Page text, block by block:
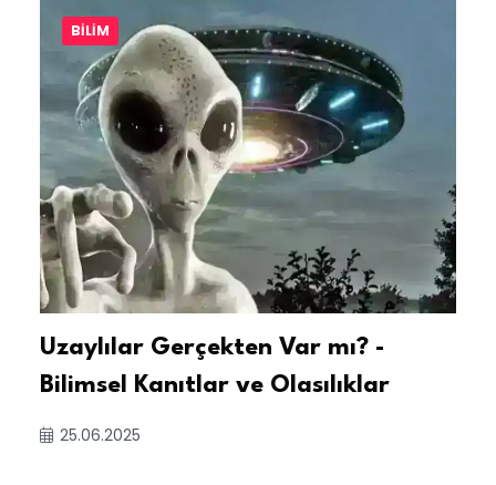
BILIM
Uzaylılar Gerçekten Var mı? -
Bilimsel Kanıtlar ve Olasılıklar
25.06.2025